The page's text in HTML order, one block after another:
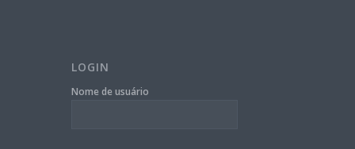
LOGIN
Nome de usuário